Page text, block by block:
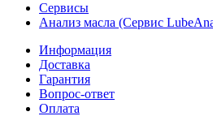
Сервисы
Анализ масла (Сервис
Информация
Доставка
Гарантия
Вопрос-ответ
Оплата